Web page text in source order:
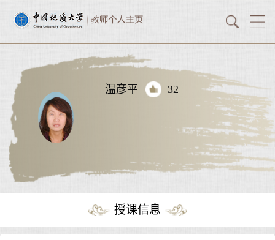
温彦平 32
授课信息